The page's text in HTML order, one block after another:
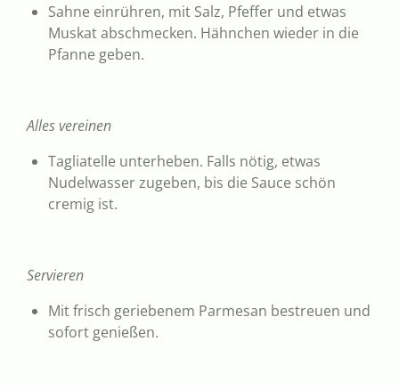
Sahne einrühren, mit Salz, Pfeffer und etwas
Muskat abschmecken. Hähnchen wieder in die
Pfanne geben.
Alles vereinen
Tagliatelle unterheben. Falls nötig, etwas
Nudelwasser zugeben, bis die Sauce schön
cremig ist.
Servieren
Mit frisch geriebenem Parmesan bestreuen und
sofort genießen.